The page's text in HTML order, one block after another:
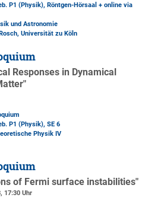
P1 (Physik), Röntgen-Hörsaal + online via
und Astronomie
Universität zu Köln
Responses in Dynamical
P1 (Physik), SE 6
Physik IV
of Fermi surface instabilities"
17:30 Uhr